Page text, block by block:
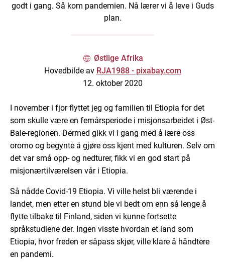
godt i gang. Så kom pandemien. Nå lærer vi å leve i Guds
plan.
Østlige Afrika
Hovedbilde av RJA1988 - pixabay.com
12. oktober 2020
I november i fjor flyttet jeg og familien til Etiopia for det
som skulle være en femårsperiode i misjonsarbeidet i Øst-
Bale-regionen. Dermed gikk vi i gang med å lære oss
oromo og begynte å gjøre oss kjent med kulturen. Selv om
det var små opp- og nedturer, fikk vi en god start på
misjonærtilværelsen vår i Etiopia.
Så nådde Covid-19 Etiopia. Vi ville helst bli værende i
landet, men etter en stund ble vi bedt om enn så lenge å
flytte tilbake til Finland, siden vi kunne fortsette
språkstudiene der. Ingen visste hvordan et land som
Etiopia, hvor freden er såpass skjør, ville klare å håndtere
en pandemi.